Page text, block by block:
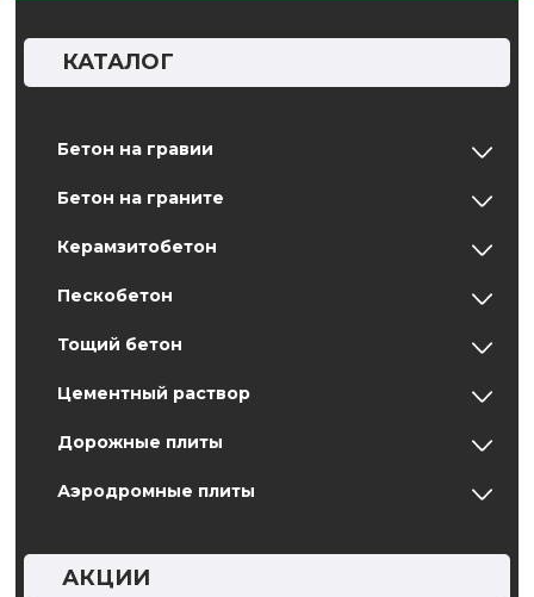
КАТАЛОГ
Бетон на гравии
Бетон на граните
Керамзитобетон
Пескобетон
Тощий бетон
Цементный раствор
Дорожные плиты
Аэродромные плиты
АКЦИИ